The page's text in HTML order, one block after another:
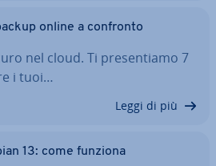
online a confronto
nel cloud. Ti pre­sen­tia­mo 7
i tuoi…
Leggi di più
13: come funziona